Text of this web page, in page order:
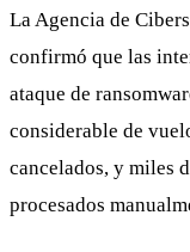
La Agencia de
confirmó que las
ataque de
considerable de
cancelados, y miles
procesados